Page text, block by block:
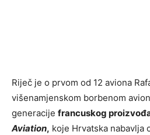
Riječ je o prvom od 12 aviona
višenamjenskom borbenom
generacije francuskog
Aviation, koje Hrvatska nabavlja